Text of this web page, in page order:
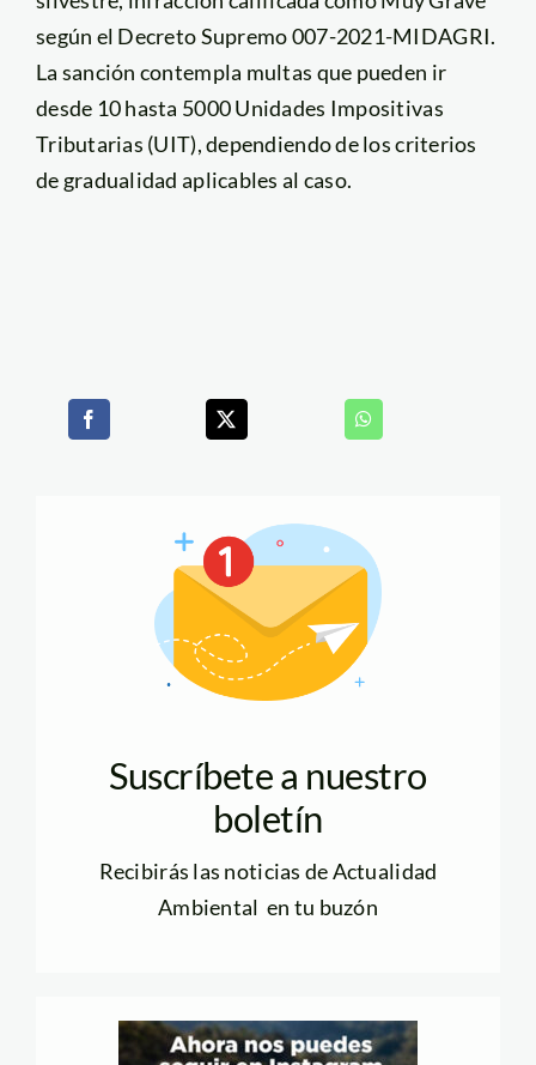
según el Decreto Supremo 007-2021-MIDAGRI.
La sanción contempla multas que pueden ir
desde 10 hasta 5000 Unidades Impositivas
Tributarias (UIT), dependiendo de los criterios
de gradualidad aplicables al caso.
Suscríbete a nuestro
boletín
Recibirás las noticias de Actualidad
Ambiental en tu buzón